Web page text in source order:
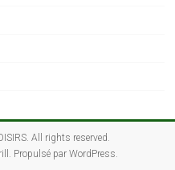
. All rights reserved.
Propulsé par WordPress.